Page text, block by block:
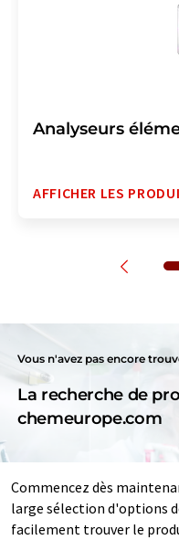
Analyseurs
AFFICHER LES
Vous n'avez pas encore
La recherche de
chemeurope.com
Commencez dès
large sélection d'options
facilement trouver le